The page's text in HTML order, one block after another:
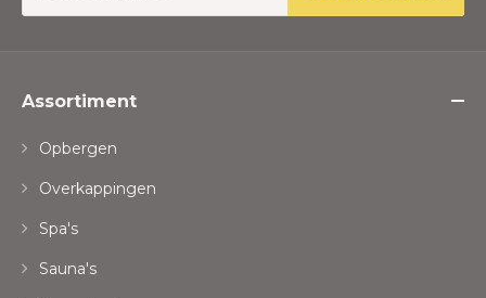
Assortiment
Opbergen
Overkappingen
Spa's
Sauna's